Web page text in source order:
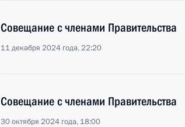
Совещание с членами Правительства
11 декабря 2024 года, 22:20
Совещание с членами Правительства
30 октября 2024 года, 18:00